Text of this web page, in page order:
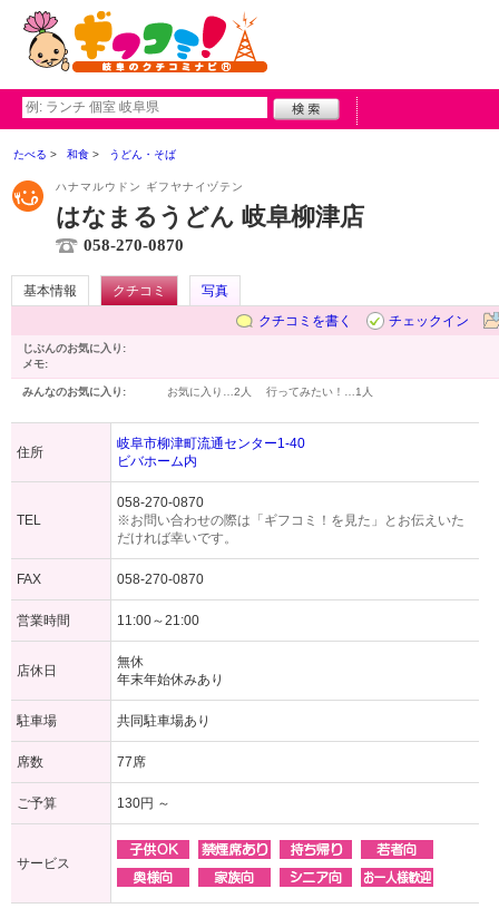
たべる 和食 うどん・そば
ハナマルウドン ギフヤナイヅテン
はなまるうどん 岐阜柳津店
058-270-0870
基本情報 クチコミ
写真
クチコミを書く
チェックイン
じぶんのお気に入り:
メモ:
みんなのお気に入り: お気に入り… 2人 行ってみたい！… 1人
住所
岐阜市柳津町流通センター1-40
ビバホーム内
TEL
058-270-0870
※お問い合わせの際は「ギフコミ！を見た」とお伝えいた
だければ幸いです。
FAX 058-270-0870
営業時間 11:00～21:00
店休日
無休
年末年始休みあり
駐車場 共同駐車場あり
席数 77席
ご予算 130円 ～
サービス